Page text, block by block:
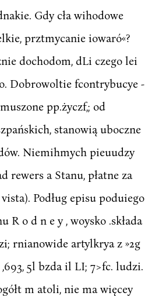
Gdy cła wihodowe
prztmycanie iowaró«?
dochodom, dLi czego lei
Dobrowoltie fcontrybucye -
pp.życzf,; od
stanowią uboczne
Niemihmych pieuudzy
rewers a Stanu, płatne za
Podług episu poduiego
R o d n e y , woysko .składa
rnianowide artylkrya z »2g
5l bzda il LI; 7>fc. ludzi.
m atoli, nie ma więcey